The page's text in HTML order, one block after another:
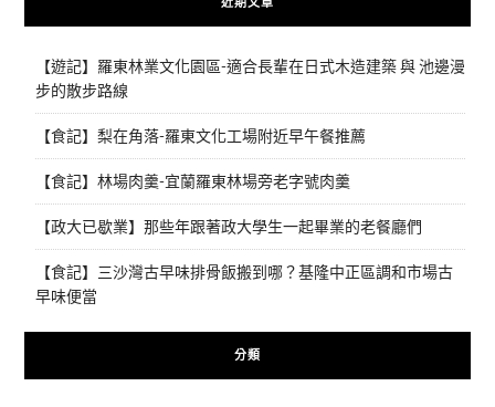
【遊記】羅東林業文化園區-適合長輩在日式木造建築 與 池邊漫
步的散步路線
【食記】梨在角落-羅東文化工場附近早午餐推薦
【食記】林場肉羹-宜蘭羅東林場旁老字號肉羹
【政大已歇業】那些年跟著政大學生一起畢業的老餐廳們
【食記】三沙灣古早味排骨飯搬到哪？基隆中正區調和市場古
早味便當
分類